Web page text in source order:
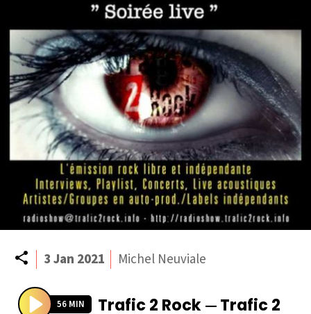
Partager
3 Jan 2021 Michel Neuviale
56 MIN Trafic 2 Rock—Trafic 2